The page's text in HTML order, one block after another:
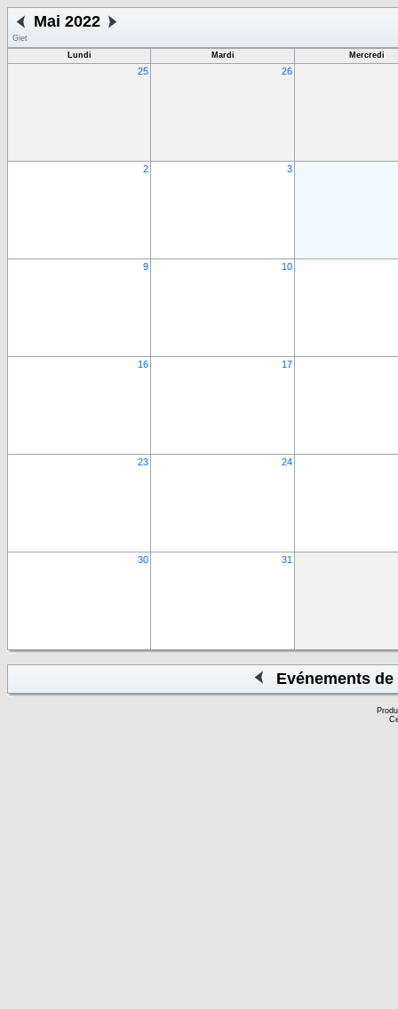
Mai 2022
Giet
Lundi
Mardi Mercredi
25 26
2 3
9 10
16 17
23 24
30 31
Evénements